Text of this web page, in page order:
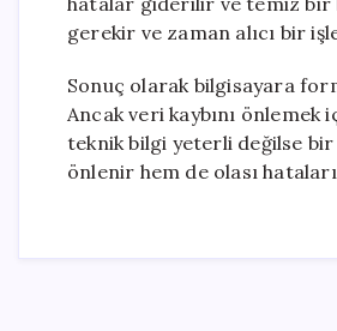
gerekir ve zaman alıcı bir
Sonuç olarak bilgisayara
Ancak veri kaybını
teknik bilgi yeterli değilse bir
önlenir hem de olası